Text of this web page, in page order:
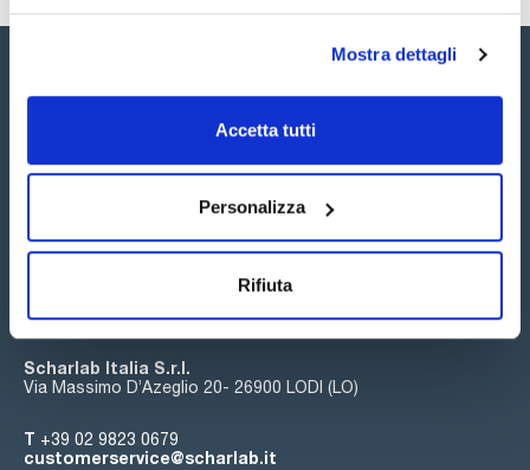
Mostra dettagli
Accetta tutti
Personalizza
Rifiuta
Seguici:
Iscriviti alla Newsletter
Scharlab Italia S.r.l.
Via Massimo D’Azeglio 20- 26900 LODI (LO)
T +39 02 9823 0679
customerservice@scharlab.it